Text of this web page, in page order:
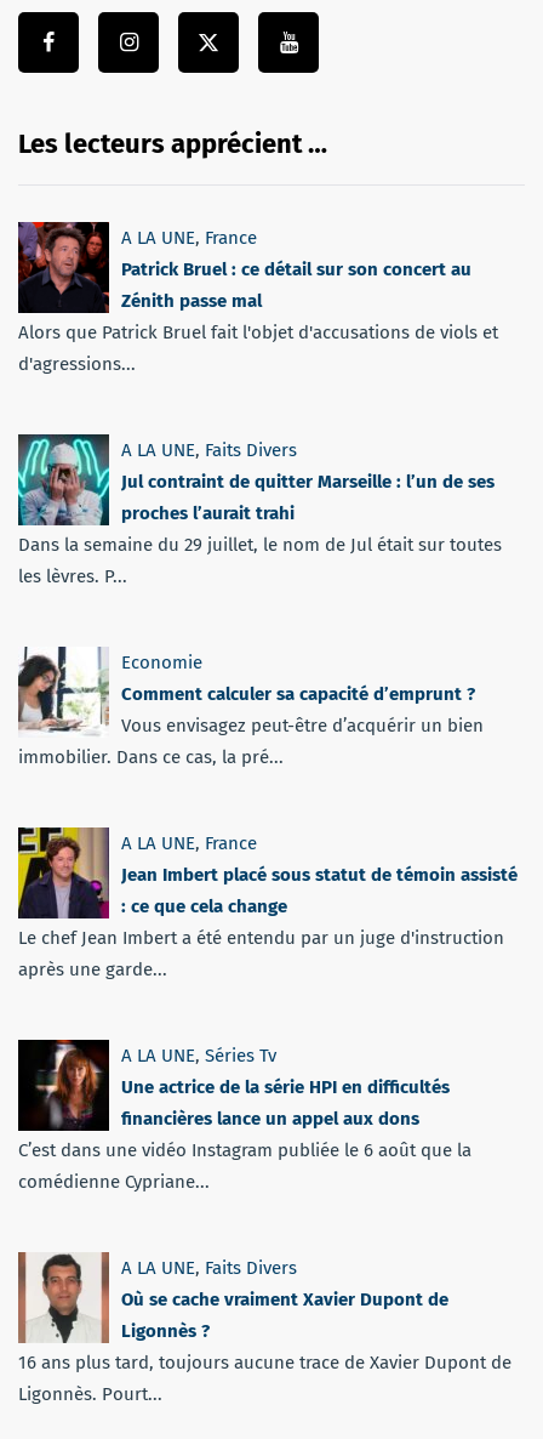
Les lecteurs apprécient …
A LA UNE, France
Patrick Bruel : ce détail sur son concert au
Zénith passe mal
Alors que Patrick Bruel fait l'objet d'accusations de viols et
d'agressions...
A LA UNE, Faits Divers
Jul contraint de quitter Marseille : l’un de ses
proches l’aurait trahi
Dans la semaine du 29 juillet, le nom de Jul était sur toutes
les lèvres. P...
Economie
Comment calculer sa capacité d’emprunt ?
Vous envisagez peut-être d’acquérir un bien
immobilier. Dans ce cas, la pré...
A LA UNE, France
Jean Imbert placé sous statut de témoin assisté
: ce que cela change
Le chef Jean Imbert a été entendu par un juge d'instruction
après une garde...
A LA UNE, Séries Tv
Une actrice de la série HPI en difficultés
financières lance un appel aux dons
C’est dans une vidéo Instagram publiée le 6 août que la
comédienne Cypriane...
A LA UNE, Faits Divers
Où se cache vraiment Xavier Dupont de
Ligonnès ?
16 ans plus tard, toujours aucune trace de Xavier Dupont de
Ligonnès. Pourt...